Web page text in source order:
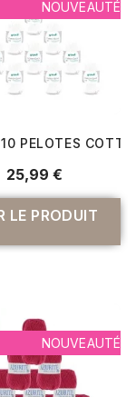
DE GRÜNDL
NOUVEAUTÉ
PELOTES
25,99 €
LE PRODUIT
NOUVEAUTÉ